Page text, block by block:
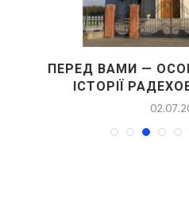
ПЕРЕД ВАМИ —
ІСТОРІЇ